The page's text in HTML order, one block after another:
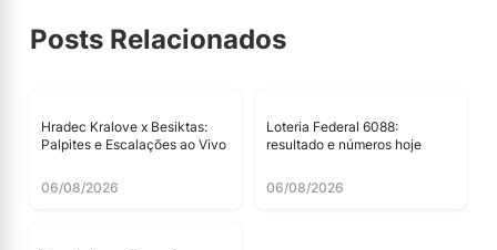
Posts Relacionados
Hradec Kralove x Besiktas:
Palpites e Escalações ao Vivo
06/08/2026
Loteria Federal 6088:
resultado e números hoje
06/08/2026